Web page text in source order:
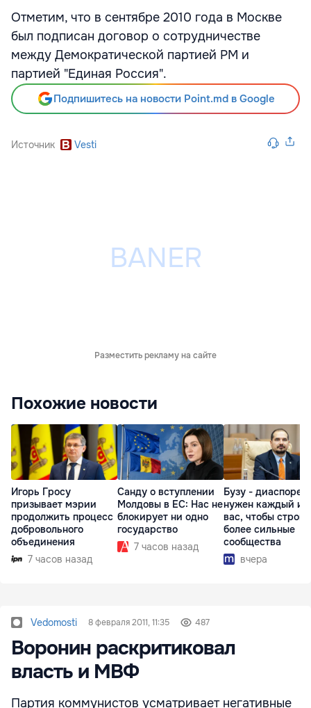
Отметим, что в сентябре 2010 года в Москве
был подписан договор о сотрудничестве
между Демократической партией РМ и
партией "Единая Россия".
Подпишитесь на новости Point.md в Google
Источник Vesti
Разместить рекламу на сайте
Похожие новости
Игорь Гросу
призывает мэрии
продолжить процесс
добровольного
объединения
7 часов назад
Санду о вступлении
Молдовы в ЕС: Нас не
блокирует ни одно
государство
7 часов назад
Бузу - диаспоре:
нужен каждый из
вас, чтобы
более сильные
сообщества
вчера
Vedomosti 8 февраля 2011, 11:35 487
Воронин раскритиковал
власть и МВФ
Партия коммунистов усматривает негативные